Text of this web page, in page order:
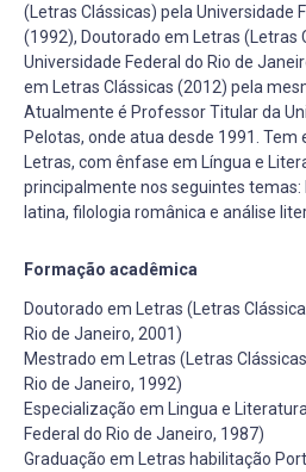
(Letras Clássicas) pela Universidade
(1992), Doutorado em Letras (Letras
Universidade Federal do Rio de
em Letras Clássicas (2012) pela
Atualmente é Professor Titular da
Pelotas, onde atua desde 1991. Tem
Letras, com ênfase em Língua e
principalmente nos seguintes
latina, filologia românica e análise
Formação acadêmica
Doutorado em Letras (Letras
Rio de Janeiro, 2001)
Mestrado em Letras (Letras
Rio de Janeiro, 1992)
Especialização em Lingua e
Federal do Rio de Janeiro, 1987)
Graduação em Letras habilitação